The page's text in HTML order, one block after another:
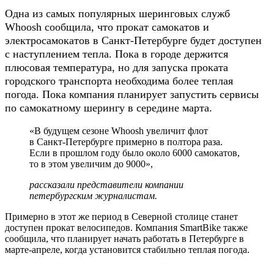
Одна из самых популярных шеринговых служб
Whoosh сообщила, что прокат самокатов и
электросамокатов в Санкт-Петербурге будет доступен
с наступлением тепла. Пока в городе держится
плюсовая температура, но для запуска проката
городского транспорта необходима более теплая
погода. Пока компания планирует запустить сервисы
по самокатному шерингу в середине марта.
«В будущем сезоне Whoosh увеличит флот
в Санкт-Петербурге примерно в полтора раза.
Если в прошлом году было около 6000 самокатов,
то в этом увеличим до 9000»,
рассказали представители компании
петербургским журналистам.
Примерно в этот же период в Северной столице станет
доступен прокат велосипедов. Компания SmartBike также
сообщила, что планирует начать работать в Петербурге в
марте-апреле, когда установится стабильно теплая погода.